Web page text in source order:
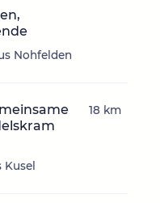
Nohfelden
Kusel
18 km